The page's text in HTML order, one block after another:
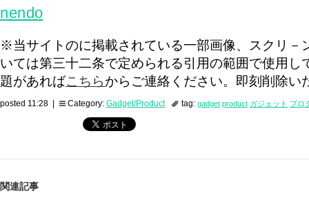
nendo
※当サイトのに掲載されている一部画像、スクリ－
いては第三十二条で定められる引用の範囲で使用し
題があればこちらからご連絡ください。即刻削除い
posted 11:28 | Category: Gadget/Product tag: gadget product ガジェット プロ
関連記事